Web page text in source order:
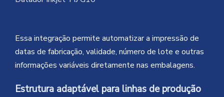
Essa integração permite automatizar a impressão de
datas de fabricação, validade, número de lote e outras
informações variáveis diretamente nas embalagens.
Estrutura adaptável para linhas de produção